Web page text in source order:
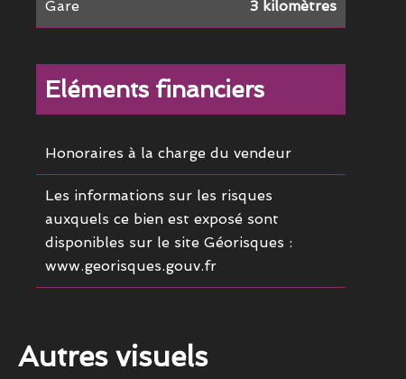
Gare 3 kilomètres
Eléments financiers
Honoraires à la charge du vendeur
Les informations sur les risques
auxquels ce bien est exposé sont
disponibles sur le site Géorisques :
www.georisques.gouv.fr
Autres visuels